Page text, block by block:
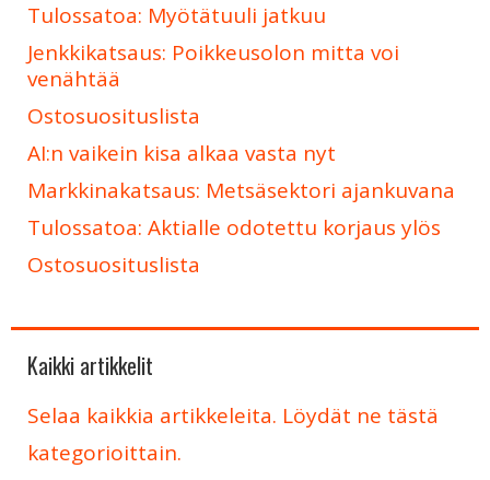
Tulossatoa: Myötätuuli jatkuu
Jenkkikatsaus: Poikkeusolon mitta voi
venähtää
Ostosuosituslista
AI:n vaikein kisa alkaa vasta nyt
Markkinakatsaus: Metsäsektori ajankuvana
Tulossatoa: Aktialle odotettu korjaus ylös
Ostosuosituslista
Kaikki artikkelit
Selaa kaikkia artikkeleita. Löydät ne tästä
kategorioittain.